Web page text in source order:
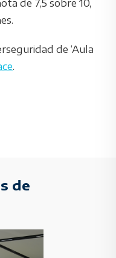
de 7,5 sobre 10,
de ‘Aula
.
de